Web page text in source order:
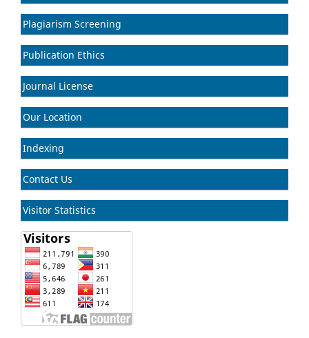
Plagiarism Screening
Publication Ethics
Journal License
Our Location
Indexing
Contact Us
Visitor Statistics